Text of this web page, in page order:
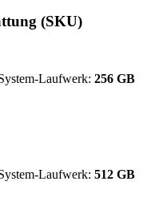
(SKU)
Laufwerk: 256 GB
Laufwerk: 512 GB